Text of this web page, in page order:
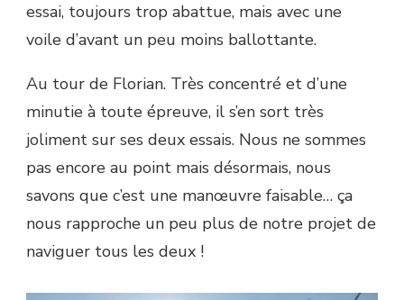
essai, toujours trop abattue, mais avec une
voile d’avant un peu moins ballottante.
Au tour de Florian. Très concentré et d’une
minutie à toute épreuve, il s’en sort très
joliment sur ses deux essais. Nous ne sommes
pas encore au point mais désormais, nous
savons que c’est une manœuvre faisable… ça
nous rapproche un peu plus de notre projet de
naviguer tous les deux !